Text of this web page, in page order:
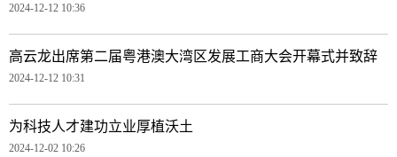
2024-12-12 10:36
高云龙出席第二届粤港澳大湾区发展工商大会开幕式并致辞
2024-12-12 10:31
为科技人才建功立业厚植沃土
2024-12-02 10:26